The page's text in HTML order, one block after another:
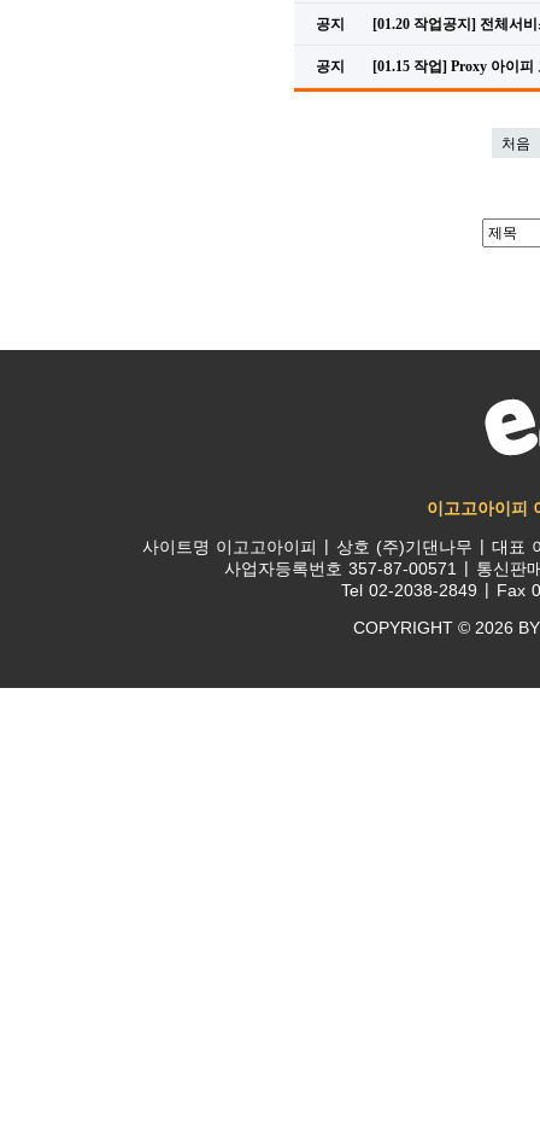
공지 [01.20 작업공지] 전체서
공지 [01.15 작업] Proxy 아이
처음
이고고아이피
사이트명 이고고아이피 상호 (주)기댄나무 대표
사업자등록번호 357-87-00571
통신판
Tel 02-2038-2849 Fax
COPYRIGHT © 2026